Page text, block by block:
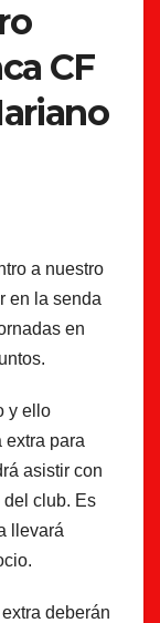
CF
a nuestro
en la senda
en
y ello
extra para
asistir con
del club. Es
llevará
deberán